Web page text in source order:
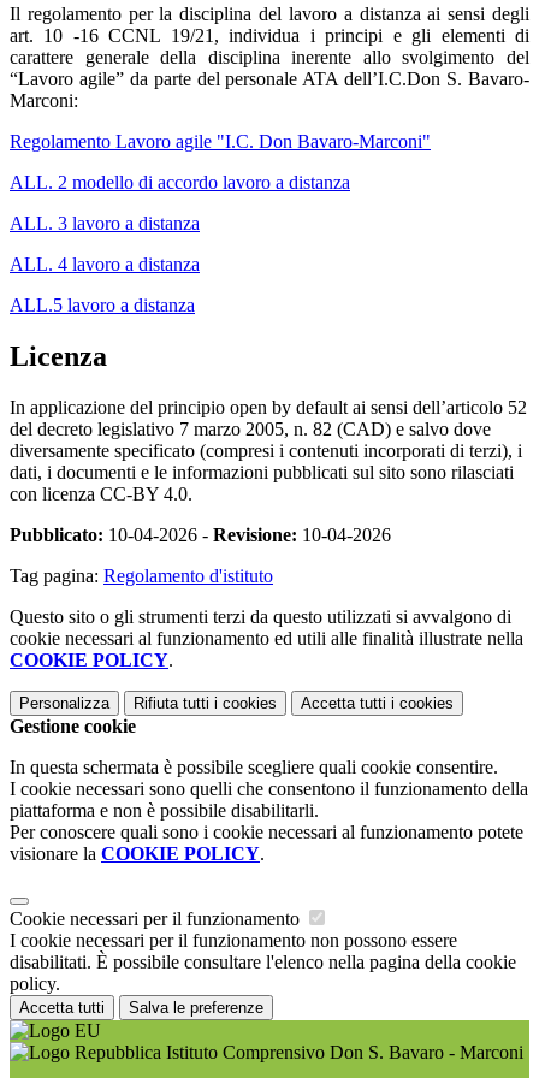
Il regolamento per la disciplina del lavoro a distanza ai sensi degli
art. 10 -16 CCNL 19/21, individua i principi e gli elementi di
carattere generale della disciplina inerente allo svolgimento del
“Lavoro agile” da parte del personale ATA dell’I.C.Don S. Bavaro-
Marconi:
Regolamento Lavoro agile "I.C. Don Bavaro-Marconi"
ALL. 2 modello di accordo lavoro a distanza
ALL. 3 lavoro a distanza
ALL. 4 lavoro a distanza
ALL.5 lavoro a distanza
Licenza
In applicazione del principio open by default ai sensi dell’articolo 52
del decreto legislativo 7 marzo 2005, n. 82 (CAD) e salvo dove
diversamente specificato (compresi i contenuti incorporati di terzi), i
dati, i documenti e le informazioni pubblicati sul sito sono rilasciati
con licenza CC-BY 4.0.
Pubblicato: 10-04-2026 - Revisione: 10-04-2026
Tag pagina: Regolamento d'istituto
Questo sito o gli strumenti terzi da questo utilizzati si avvalgono di
cookie necessari al funzionamento ed utili alle finalità illustrate nella
COOKIE POLICY.
Personalizza Rifiuta tutti i cookies Accetta tutti i cookies
Gestione cookie
In questa schermata è possibile scegliere quali cookie consentire.
I cookie necessari sono quelli che consentono il funzionamento della
piattaforma e non è possibile disabilitarli.
Per conoscere quali sono i cookie necessari al funzionamento potete
visionare la COOKIE POLICY.
Cookie necessari per il funzionamento
I cookie necessari per il funzionamento non possono essere
disabilitati. È possibile consultare l'elenco nella pagina della cookie
policy.
Accetta tutti Salva le preferenze
Istituto Comprensivo Don S. Bavaro - Marconi